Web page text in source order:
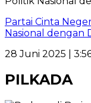
Partai Cinta
Nasional dengan
28 Juni 2025 |
PILKADA